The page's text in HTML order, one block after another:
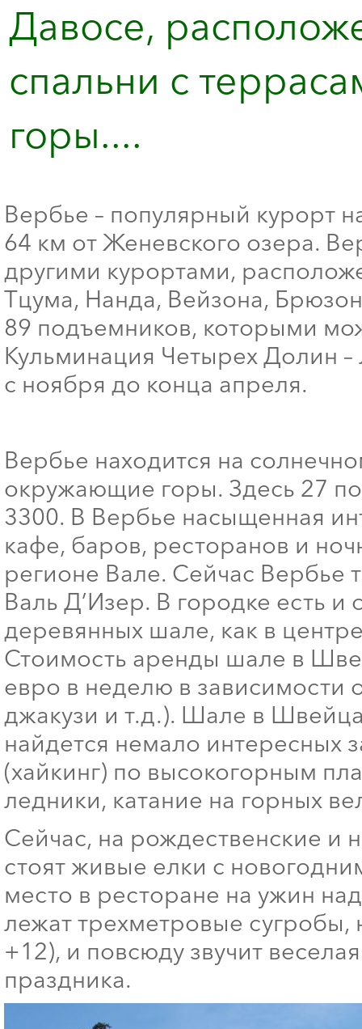
Давосе,
спальни с
горы....
Вербье – популярный курорт
64 км от Женевского озера.
другими курортами,
Тцума, Нанда, Вейзона,
89 подъемников, которыми
Кульминация Четырех Долин
с ноября до конца апреля.
Вербье находится на
окружающие горы. Здесь 27
3300. В Вербье насыщенная
кафе, баров, ресторанов и
регионе Вале. Сейчас Вербье
Валь Д’Изер. В городке есть
деревянных шале, как в
Стоимость аренды шале в
евро в неделю в зависимости
джакузи и т.д.). Шале в
найдется немало интересных
(хайкинг) по высокогорным
ледники, катание на горных
Сейчас, на рождественские и
стоят живые елки с
место в ресторане на ужин
лежат трехметровые сугробы,
+12), и повсюду звучит
праздника.